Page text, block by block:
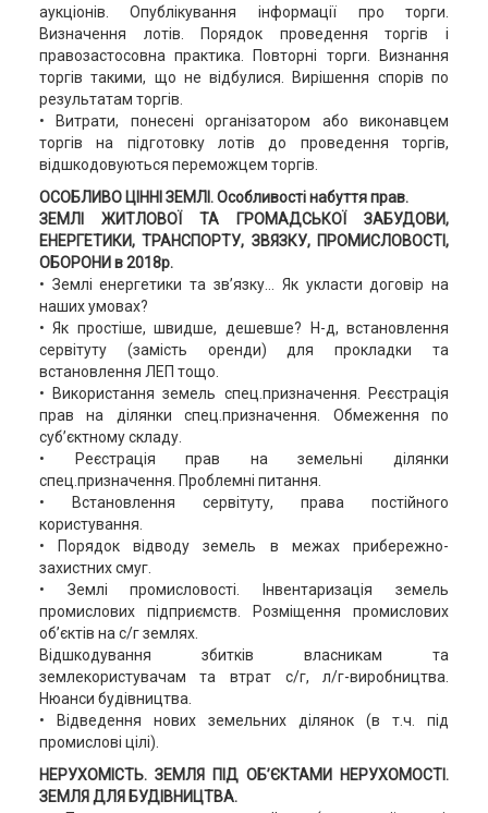
аукціонів. Опублікування інформації про торги.
Визначення лотів. Порядок проведення торгів і
правозастосовна практика. Повторні торги. Визнання
торгів такими, що не відбулися. Вирішення спорів по
результатам торгів.
• Витрати, понесені організатором або виконавцем
торгів на підготовку лотів до проведення торгів,
відшкодовуються переможцем торгів.
ОСОБЛИВО ЦІННІ ЗЕМЛІ. Особливості набуття прав.
ЗЕМЛІ ЖИТЛОВОЇ ТА ГРОМАДСЬКОЇ ЗАБУДОВИ,
ЕНЕРГЕТИКИ, ТРАНСПОРТУ, ЗВЯЗКУ, ПРОМИСЛОВОСТІ,
ОБОРОНИ в 2018р.
• Землі енергетики та зв’язку... Як укласти договір на
наших умовах?
• Як простіше, швидше, дешевше? Н-д, встановлення
сервітуту (замість оренди) для прокладки та
встановлення ЛЕП тощо.
• Використання земель спец.призначення. Реєстрація
прав на ділянки спец.призначення. Обмеження по
суб’єктному складу.
• Реєстрація прав на земельні ділянки
спец.призначення. Проблемні питання.
• Встановлення сервітуту, права постійного
користування.
• Порядок відводу земель в межах прибережно-
захистних смуг.
• Землі промисловості. Інвентаризація земель
промислових підприємств. Розміщення промислових
об’єктів на с/г землях.
Відшкодування збитків власникам та
землекористувачам та втрат с/г, л/г-виробництва.
Нюанси будівництва.
• Відведення нових земельних ділянок (в т.ч. під
промислові цілі).
НЕРУХОМІСТЬ. ЗЕМЛЯ ПІД ОБ’ЄКТАМИ НЕРУХОМОСТІ.
ЗЕМЛЯ ДЛЯ БУДІВНИЦТВА.